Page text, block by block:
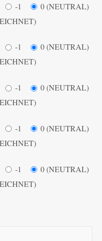
-1
0 (NEUTRAL)
-1
0 (NEUTRAL)
-1
0 (NEUTRAL)
-1
0 (NEUTRAL)
-1
0 (NEUTRAL)